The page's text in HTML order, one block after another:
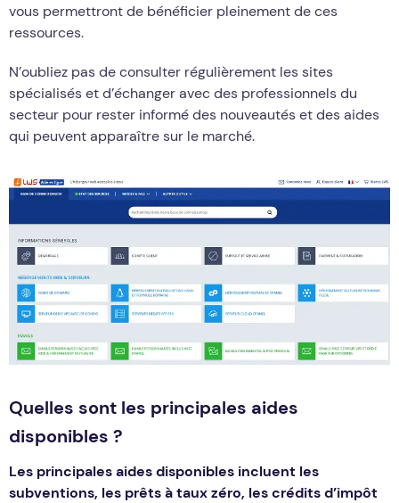
vous permettront de bénéficier pleinement de ces
ressources.
N’oubliez pas de consulter régulièrement les sites
spécialisés et d’échanger avec des professionnels du
secteur pour rester informé des nouveautés et des aides
qui peuvent apparaître sur le marché.
Quelles sont les principales aides
disponibles ?
Les principales aides disponibles incluent les
subventions, les prêts à taux zéro, les crédits d’impôt